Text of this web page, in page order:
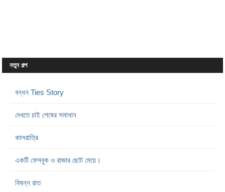
নতুন গল্প
বন্ধন Ties Story
দেখতে চাই শেষের সমাধান
কালরাত্রি
একটি ফেসবুক ও রাজার ছোট মেয়ে।
বিষন্ন রাত